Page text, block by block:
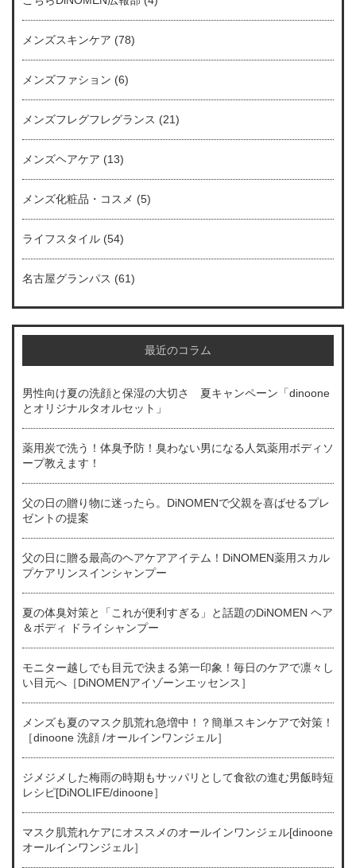
メンズスキンケア (78)
メンズファション (6)
メンズフレグフレグランス (21)
メンズヘアケア (13)
メンズ化粧品・コスメ (5)
ライフスタイル (54)
名古屋グランパス (61)
最近のコラム
男性向け夏の洗顔と保湿の大切さ 夏キャンペーン「dinoone
とオリジナルタオルセット」
薬用炭で洗う！体臭予防！臭わない男になる人気薬用ボディソ
ープ教えます！
父の日の贈り物に迷ったら。DiNOMENで父親を喜ばせるプレ
ゼントの提案
父の日に贈る最高のヘアケアアイテム！DiNOMEN薬用スカル
プケアリンスインシャンプー
夏の体臭対策と「これが便利すぎる」と話題のDiNOMEN ヘア
＆ボディ ドライシャンプー
モニター越しでも目元で決まる第一印象！毎日のケアで凛々し
い目元へ［DiNOMENアイゾーンエッセンス］
メンズも夏のマスク肌荒れ急増中！？簡単スキンケアで対策！
［dinoone 洗顔 /オールインワンジェル］
ジメジメした梅雨の時期もサッパリとして食欲の進む男飯時短
レシピ[DiNOLIFE/dinoone］
マスク肌荒れケアにオススメのオールインワンジェル[dinoone
オールインワンジェル］